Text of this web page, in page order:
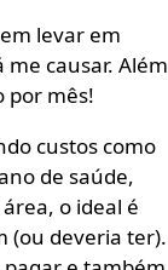
levar em
causar. Além
por mês!
custos como
de saúde,
o ideal é
(ou deveria ter).